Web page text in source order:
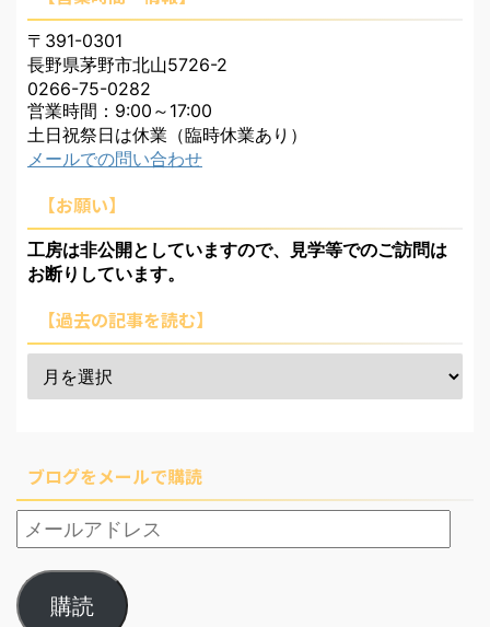
〒391-0301
長野県茅野市北山5726-2
0266-75-0282
営業時間：9:00～17:00
土日祝祭日は休業（臨時休業あり）
メールでの問い合わせ
【お願い】
工房は非公開としていますので、見学等でのご訪問は
お断りしています。
【過去の記事を読む】
ブログをメールで購読
購読